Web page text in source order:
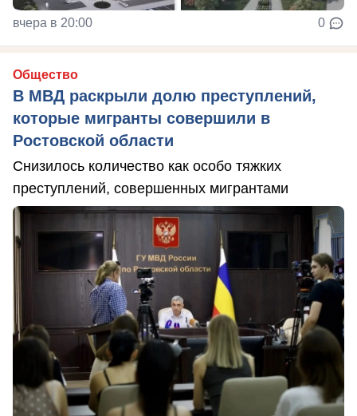
вчера в 20:00 0
Общество
В МВД раскрыли долю преступлений,
которые мигранты совершили в
Ростовской области
Снизилось количество как особо тяжких
преступлений, совершенных мигрантами